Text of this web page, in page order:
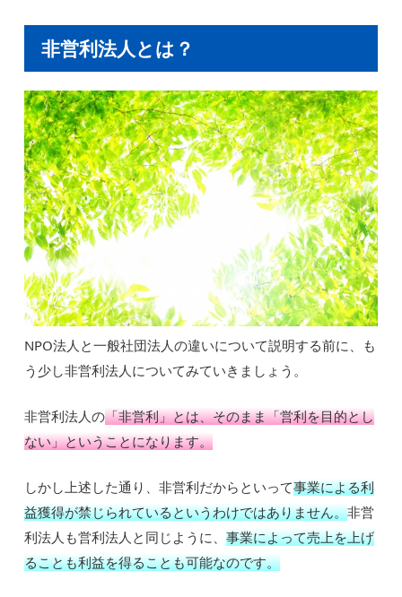
非営利法人とは？
NPO法人と一般社団法人の違いについて説明する前に、も
う少し非営利法人についてみていきましょう。
非営利法人の「非営利」とは、そのまま「営利を目的とし
ない」ということになります。
しかし上述した通り、非営利だからといって事業による利
益獲得が禁じられているというわけではありません。非営
利法人も営利法人と同じように、事業によって売上を上げ
ることも利益を得ることも可能なのです。